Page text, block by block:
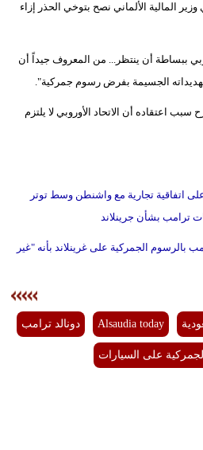
المالية الألماني نصح بتوخي الحذر إزاء
ببساطة أن ينتظر... من المعروف جيداً أن
الجسيمة بفرض رسوم جمركية".
اعتقاده أن الاتحاد الأوروبي لا يلتزم
اتفاقية تجارية مع واشنطن وسط توتر
ترامب بشأن جرينلاند
الجمركية على غرينلاند بأنه "غير
Alsaudia today دونالد ترامب
على السيارات